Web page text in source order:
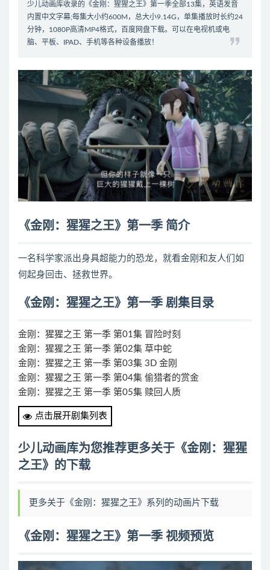
少儿动画库收录的《金刚：猩猩之王》第一季全部13集，英语发音
内置中文字幕;每集大小约600M，总大小9.14G，单集播放时长约24
分钟，1080P高清MP4格式，百度网盘下载。可以在电视机或电
脑、平板、IPAD、手机等各种设备播放！
《金刚：猩猩之王》第一季 简介
一名科学家派出身具超能力的恐龙，就看金刚和友人们如
何起身回击、拯救世界。
《金刚：猩猩之王》第一季 剧集目录
金刚：猩猩之王 第一季 第01集 冒险时刻
金刚：猩猩之王 第一季 第02集 草中蛇
金刚：猩猩之王 第一季 第03集 3D 金刚
金刚：猩猩之王 第一季 第04集 偷猎者的赏金
金刚：猩猩之王 第一季 第05集 赎回人质
金刚：猩猩之王 第一季 第06集 人小鬼大
金刚：猩猩之王 第一季 第07集 波蒂拉恐龙
金刚：猩猩之王 第一季 第09集 亲爱的，我把金刚变小了
金刚：猩猩之王 第一季 第10集 极地救援
金刚：猩猩之王 第一季 第13集 失踪
点击展开剧集列表
少儿动画库为您推荐更多关于《金刚：猩猩
之王》的下载
更多关于《金刚：猩猩之王》系列的动画片下载
《金刚：猩猩之王》第一季 视频预览